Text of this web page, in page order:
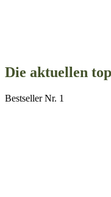
Die aktuellen
Bestseller Nr. 1